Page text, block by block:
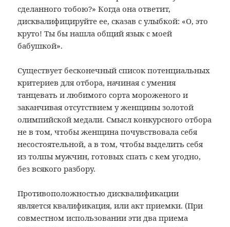
сделанного тобою?» Когда она ответит,
дисквалифицируйте ее, сказав с улыбкой: «О, это
круто! Ты бы нашла общий язык с моей
бабушкой».
Существует бесконечный список потенциальных
критериев для отбора, начиная с умения
танцевать и любимого сорта мороженого и
заканчивая отсутствием у женщины золотой
олимпийской медали. Смысл конкурсного отбора
не в том, чтобы женщина почувствовала себя
несостоятельной, а в том, чтобы выделить себя
из толпы мужчин, готовых спать с кем угодно,
без всякого разбору.
Противоположностью дисквалификации
является квалификация, или акт приемки. (При
совместном использовании эти два приема